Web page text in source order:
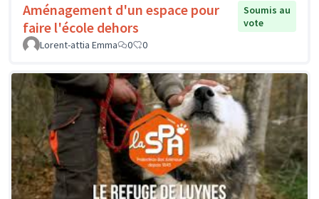
Aménagement d'un espace pour
faire l'école dehors
Soumis au
vote
Lorent-attia Emma
0 0